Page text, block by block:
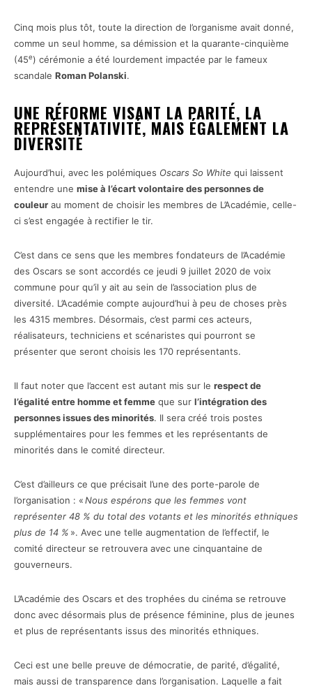
Cinq mois plus tôt, toute la direction de l’organisme avait donné,
comme un seul homme, sa démission et la quarante-cinquième
(45e) cérémonie a été lourdement impactée par le fameux
scandale Roman Polanski.
UNE RÉFORME VISANT LA PARITÉ, LA
REPRÉSENTATIVITÉ, MAIS ÉGALEMENT LA
DIVERSITÉ
Aujourd’hui, avec les polémiques Oscars So White qui laissent
entendre une mise à l’écart volontaire des personnes de
couleur au moment de choisir les membres de L’Académie, celle-
ci s’est engagée à rectifier le tir.
C’est dans ce sens que les membres fondateurs de l’Académie
des Oscars se sont accordés ce jeudi 9 juillet 2020 de voix
commune pour qu’il y ait au sein de l’association plus de
diversité. L’Académie compte aujourd’hui à peu de choses près
les 4315 membres. Désormais, c’est parmi ces acteurs,
réalisateurs, techniciens et scénaristes qui pourront se
présenter que seront choisis les 170 représentants.
Il faut noter que l’accent est autant mis sur le respect de
l’égalité entre homme et femme que sur l’intégration des
personnes issues des minorités. Il sera créé trois postes
supplémentaires pour les femmes et les représentants de
minorités dans le comité directeur.
C’est d’ailleurs ce que précisait l’une des porte-parole de
l’organisation : «Nous espérons que les femmes vont
représenter 48 % du total des votants et les minorités ethniques
plus de 14 % ». Avec une telle augmentation de l’effectif, le
comité directeur se retrouvera avec une cinquantaine de
gouverneurs.
L’Académie des Oscars et des trophées du cinéma se retrouve
donc avec désormais plus de présence féminine, plus de jeunes
et plus de représentants issus des minorités ethniques.
Ceci est une belle preuve de démocratie, de parité, d’égalité,
mais aussi de transparence dans l’organisation. Laquelle a fait